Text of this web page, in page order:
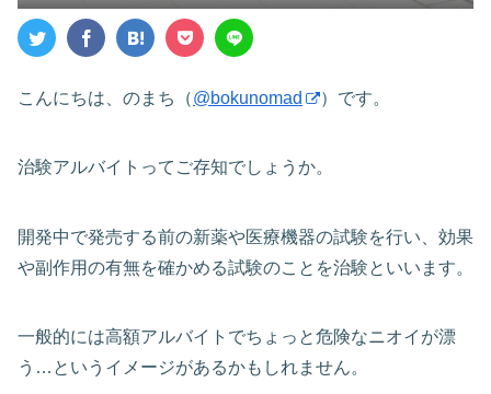
こんにちは、のまち（@bokunomad ）です。
治験アルバイトってご存知でしょうか。
開発中で発売する前の新薬や医療機器の試験を行い、効果
や副作用の有無を確かめる試験のことを治験といいます。
一般的には高額アルバイトでちょっと危険なニオイが漂
う…というイメージがあるかもしれません。